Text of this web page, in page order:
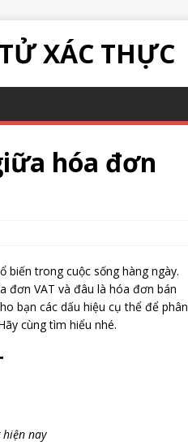
XÁC THỰC
hóa đơn
biến trong cuộc sống hàng ngày.
đơn VAT và đâu là hóa đơn bán
bạn các dấu hiệu cụ thể để phân
cùng tìm hiểu nhé.
nay